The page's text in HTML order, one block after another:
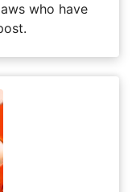
who have